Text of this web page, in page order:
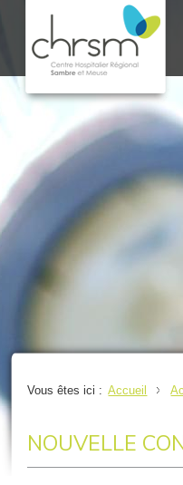
SITE
SAMBRE
Vous êtes ici : Accueil
NOUVELLE